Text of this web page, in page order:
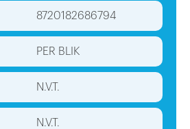
8720182686794
PER BLIK
N.V.T.
N.V.T.